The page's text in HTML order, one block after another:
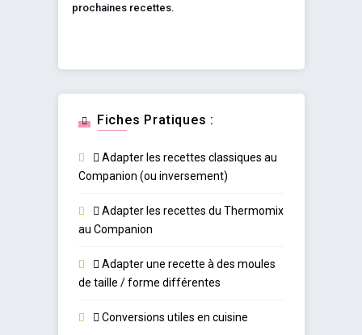
prochaines recettes.
Fiches Pratiques :
Adapter les recettes classiques au
Companion (ou inversement)
Adapter les recettes du Thermomix
au Companion
Adapter une recette à des moules
de taille / forme différentes
Conversions utiles en cuisine